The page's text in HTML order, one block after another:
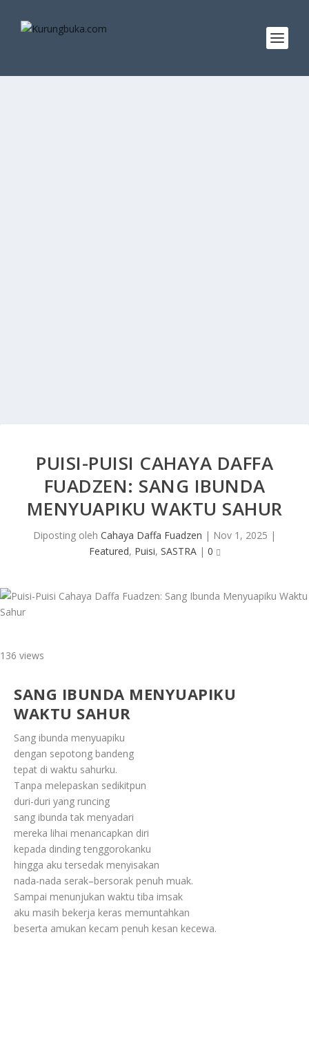
PUISI-PUISI CAHAYA DAFFA
FUADZEN: SANG IBUNDA
MENYUAPIKU WAKTU SAHUR
Diposting oleh Cahaya Daffa Fuadzen | Nov 1, 2025 |
Featured, Puisi, SASTRA| 0
136 views
SANG IBUNDA MENYUAPIKU
WAKTU SAHUR
Sang ibunda menyuapiku
dengan sepotong bandeng
tepat di waktu sahurku.
Tanpa melepaskan sedikitpun
duri-duri yang runcing
sang ibunda tak menyadari
mereka lihai menancapkan diri
kepada dinding tenggorokanku
hingga aku tersedak menyisakan
nada-nada serak–bersorak penuh muak.
Sampai menunjukan waktu tiba imsak
aku masih bekerja keras memuntahkan
beserta amukan kecam penuh kesan kecewa.